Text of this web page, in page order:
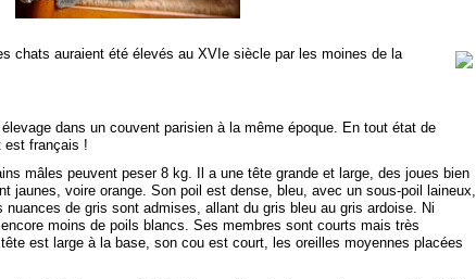
chats auraient été élevés au XVI e siècle par les moines de la
élevage dans un couvent parisien à la même époque. En tout état de
est français !
mâles peuvent peser 8 kg. Il a une tête grande et large, des joues bien
jaunes, voire orange. Son poil est dense, bleu, avec un sous-poil laineux,
nuances de gris sont admises, allant du gris bleu au gris ardoise. Ni
moins de poils blancs. Ses membres sont courts mais très
est large à la base, son cou est court, les oreilles moyennes placées